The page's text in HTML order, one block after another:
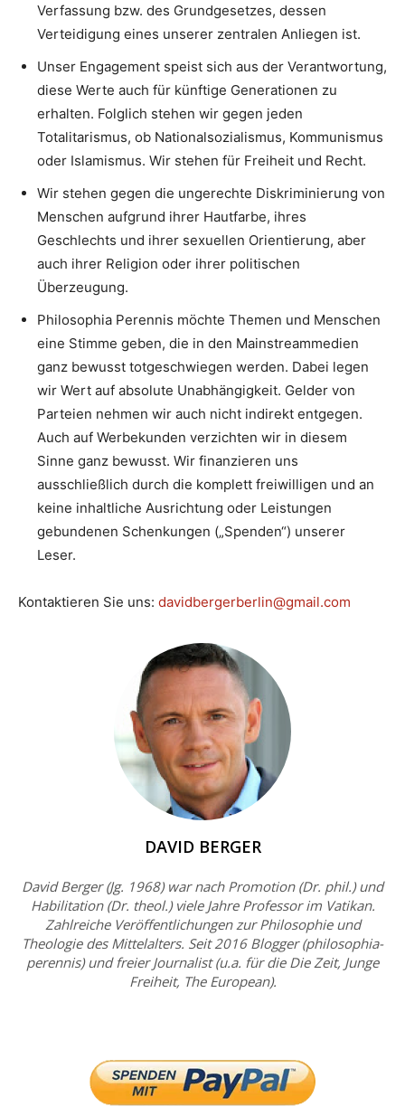
Verfassung bzw. des Grundgesetzes, dessen
Verteidigung eines unserer zentralen Anliegen ist.
Unser Engagement speist sich aus der Verantwortung,
diese Werte auch für künftige Generationen zu
erhalten. Folglich stehen wir gegen jeden
Totalitarismus, ob Nationalsozialismus, Kommunismus
oder Islamismus. Wir stehen für Freiheit und Recht.
Wir stehen gegen die ungerechte Diskriminierung von
Menschen aufgrund ihrer Hautfarbe, ihres
Geschlechts und ihrer sexuellen Orientierung, aber
auch ihrer Religion oder ihrer politischen
Überzeugung.
Philosophia Perennis möchte Themen und Menschen
eine Stimme geben, die in den Mainstreammedien
ganz bewusst totgeschwiegen werden. Dabei legen
wir Wert auf absolute Unabhängigkeit. Gelder von
Parteien nehmen wir auch nicht indirekt entgegen.
Auch auf Werbekunden verzichten wir in diesem
Sinne ganz bewusst. Wir finanzieren uns
ausschließlich durch die komplett freiwilligen und an
keine inhaltliche Ausrichtung oder Leistungen
gebundenen Schenkungen („Spenden“) unserer
Leser.
Kontaktieren Sie uns: davidbergerberlin@gmail.com
DAVID BERGER
David Berger (Jg. 1968) war nach Promotion (Dr. phil.) und
Habilitation (Dr. theol.) viele Jahre Professor im Vatikan.
Zahlreiche Veröffentlichungen zur Philosophie und
Theologie des Mittelalters. Seit 2016 Blogger (philosophia-
perennis) und freier Journalist (u.a. für die Die Zeit, Junge
Freiheit, The European).